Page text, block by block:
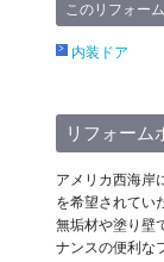
このリフォー
内装ドア
リフォーム
アメリカ西海岸
を希望されてい
無垢材や塗り壁
ナンスの便利な